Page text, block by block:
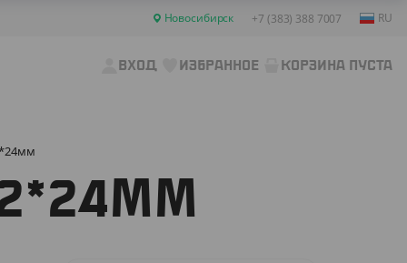
Новосибирск +7 (383) 388 7007 RU
ВХОД ИЗБРАННОЕ КОРЗИНА ПУСТА